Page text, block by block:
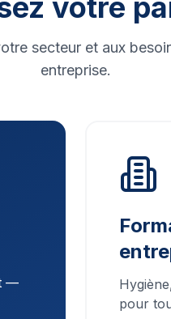
votre
secteur et aux
entreprise.
—
pour